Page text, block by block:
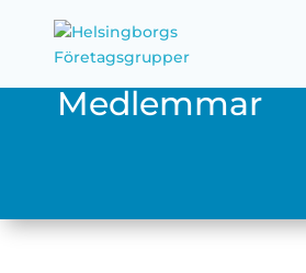
Medlemmar